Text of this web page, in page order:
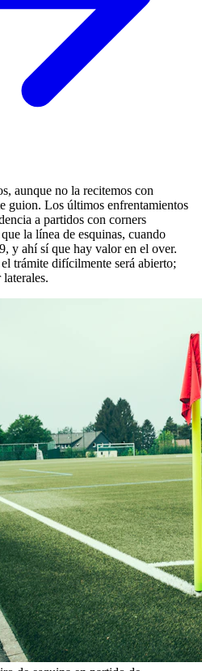
aunque no la recitemos con
guion. Los últimos enfrentamientos
a partidos con corners
la línea de esquinas, cuando
y ahí sí que hay valor en el over.
trámite difícilmente será abierto;